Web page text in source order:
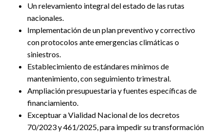
Un relevamiento integral del estado de las rutas
nacionales.
Implementación de un plan preventivo y correctivo
con protocolos ante emergencias climáticas o
siniestros.
Establecimiento de estándares mínimos de
mantenimiento, con seguimiento trimestral.
Ampliación presupuestaria y fuentes específicas de
financiamiento.
Exceptuar a Vialidad Nacional de los decretos
70/2023 y 461/2025, para impedir su transformación